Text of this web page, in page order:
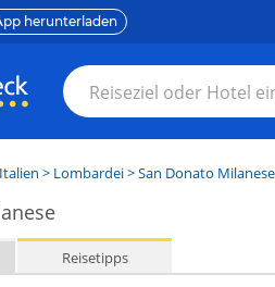
herunterladen
Italien > Lombardei>San Donato Milanese
Reisetipps